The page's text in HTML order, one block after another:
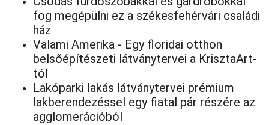
fog megépülni ez a székesfehérvári családi
ház
Valami Amerika - Egy floridai otthon
belsőépítészeti látványtervei a KrisztaArt-
tól
Lakóparki lakás látványtervei prémium
lakberendezéssel egy fiatal pár részére az
agglomerációból